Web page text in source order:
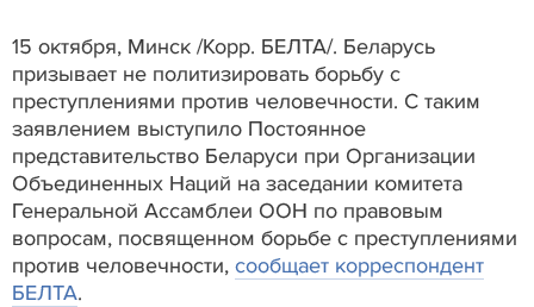
15 октября, Минск /Корр. БЕЛТА/. Беларусь
призывает не политизировать борьбу с
преступлениями против человечности. С таким
заявлением выступило Постоянное
представительство Беларуси при Организации
Объединенных Наций на заседании комитета
Генеральной Ассамблеи ООН по правовым
вопросам, посвященном борьбе с преступлениями
против человечности, сообщает корреспондент
БЕЛТА.